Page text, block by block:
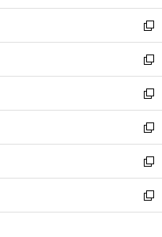
開
く
ウ
で
開
く
ン
ド
ウ
で
開
く
新
し
い
ウ
ィ
ン
ド
ウ
で
開
く
新
し
い
ウ
ィ
ン
ド
ウ
で
開
新
し
い
ウ
ィ
ン
ド
ウ
新
し
い
ウ
ィ
ン
新
し
い
ウ
新
し